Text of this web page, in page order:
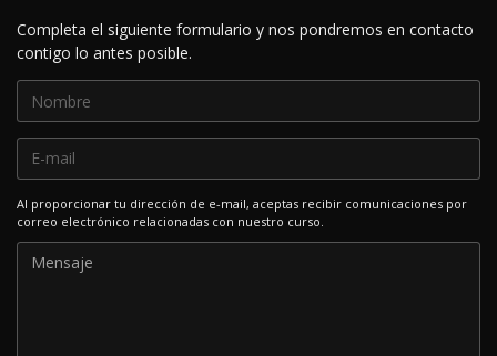
Completa el siguiente formulario y nos pondremos en contacto
contigo lo antes posible.
Al proporcionar tu dirección de e-mail, aceptas recibir comunicaciones por
correo electrónico relacionadas con nuestro curso.